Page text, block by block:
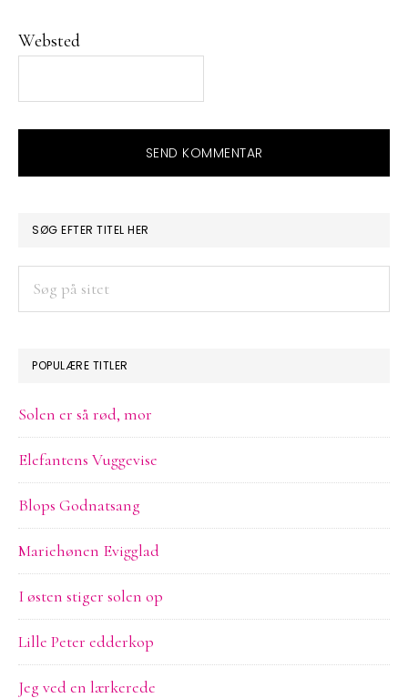
Websted
PRIMÆR
SIDEBAR
SØG EFTER TITEL HER
POPULÆRE TITLER
Solen er så rød, mor
Elefantens Vuggevise
Blops Godnatsang
Mariehønen Evigglad
I østen stiger solen op
Lille Peter edderkop
Jeg ved en lærkerede